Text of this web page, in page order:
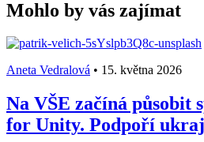
Mohlo by vás zajímat
Aneta Vedralová • 15. května 2026
Na VŠE začíná působit
for Unity. Podpoří